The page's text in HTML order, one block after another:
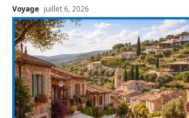
Voyage juillet 6, 2026